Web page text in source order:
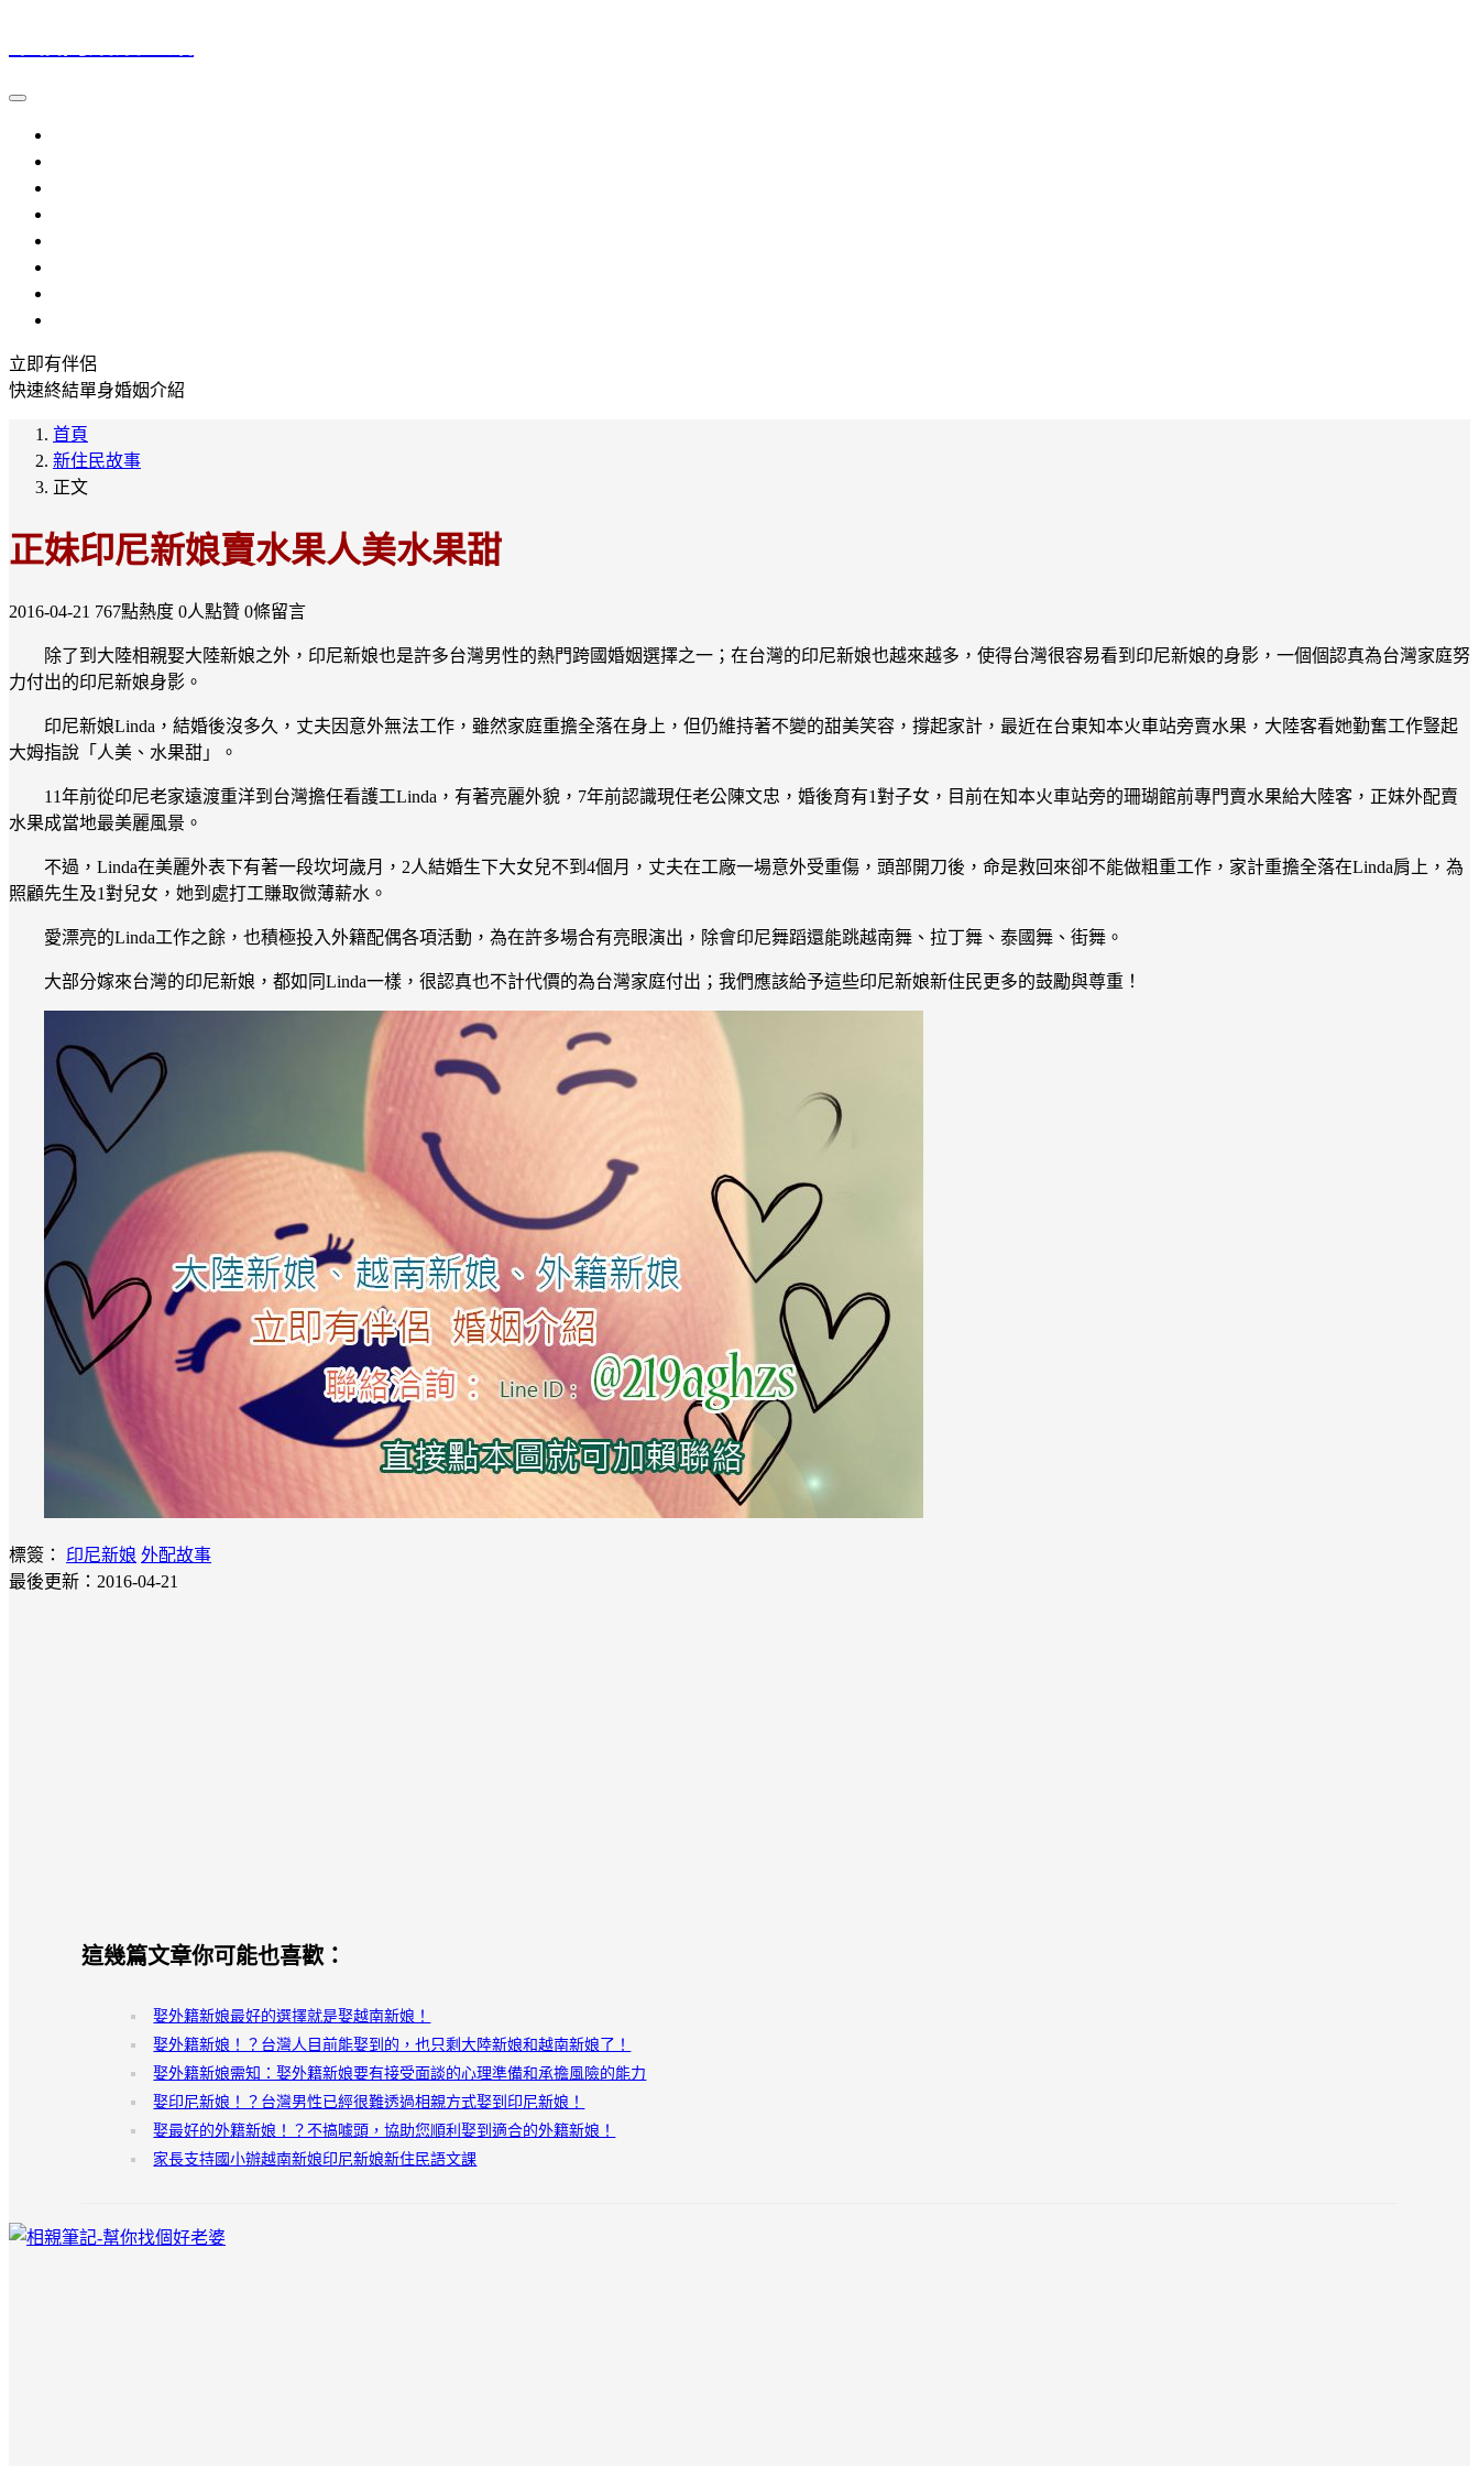
立即有伴侶
快速終結單身婚姻介紹
首頁
新住民故事
正文
正妹印尼新娘賣水果人美水果甜
2016-04-21 767點熱度 0人點贊 0條留言
除了到大陸相親娶大陸新娘之外，印尼新娘也是許多台灣男性的熱門跨國婚姻選擇之一；在台灣的印尼新娘也越來越多，使得台灣很容易看到印尼新娘的身影，一個個認真為台灣家庭努
力付出的印尼新娘身影。
印尼新娘Linda，結婚後沒多久，丈夫因意外無法工作，雖然家庭重擔全落在身上，但仍維持著不變的甜美笑容，撐起家計，最近在台東知本火車站旁賣水果，大陸客看她勤奮工作豎起
大姆指說「人美、水果甜」。
11年前從印尼老家遠渡重洋到台灣擔任看護工Linda，有著亮麗外貌，7年前認識現任老公陳文忠，婚後育有1對子女，目前在知本火車站旁的珊瑚館前專門賣水果給大陸客，正妹外配賣
水果成當地最美麗風景。
不過，Linda在美麗外表下有著一段坎坷歲月，2人結婚生下大女兒不到4個月，丈夫在工廠一場意外受重傷，頭部開刀後，命是救回來卻不能做粗重工作，家計重擔全落在Linda肩上，為
照顧先生及1對兒女，她到處打工賺取微薄薪水。
愛漂亮的Linda工作之餘，也積極投入外籍配偶各項活動，為在許多場合有亮眼演出，除會印尼舞蹈還能跳越南舞、拉丁舞、泰國舞、街舞。
大部分嫁來台灣的印尼新娘，都如同Linda一樣，很認真也不計代價的為台灣家庭付出；我們應該給予這些印尼新娘新住民更多的鼓勵與尊重！
標簽： 印尼新娘 外配故事
最後更新：2016-04-21
這幾篇文章你可能也喜歡：
娶外籍新娘最好的選擇就是娶越南新娘！
娶外籍新娘！？台灣人目前能娶到的，也只剩大陸新娘和越南新娘了！
娶外籍新娘需知：娶外籍新娘要有接受面談的心理準備和承擔風險的能力
娶印尼新娘！？台灣男性已經很難透過相親方式娶到印尼新娘！
娶最好的外籍新娘！？不搞噱頭，協助您順利娶到適合的外籍新娘！
家長支持國小辦越南新娘印尼新娘新住民語文課